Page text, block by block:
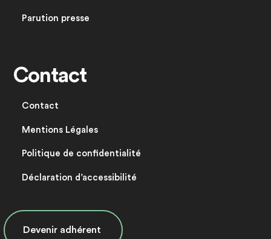
Parution presse
Contact
Contact
Mentions Légales
Politique de confidentialité
Déclaration d’accessibilité
Devenir adhérent